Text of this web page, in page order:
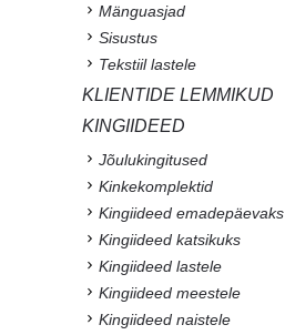
Mänguasjad
Sisustus
Tekstiil lastele
KLIENTIDE LEMMIKUD
KINGIIDEED
Jõulukingitused
Kinkekomplektid
Kingiideed emadepäevaks
Kingiideed katsikuks
Kingiideed lastele
Kingiideed meestele
Kingiideed naistele